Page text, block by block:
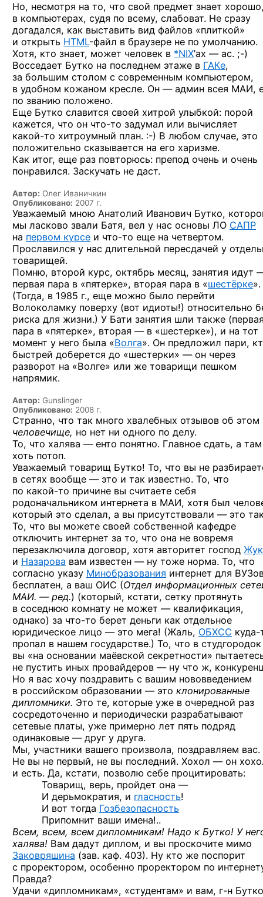
Но, несмотря на то, что свой предмет знает
в компьютерах, судя по всему, слабоват. Не сразу
догадался, как выставить вид файлов «плиткой»
и открыть HTML-файл в браузере не по умолчанию.
Хотя, кто знает, может человек в *NIX’ах — ас. ;-)
Восседает Бутко на последнем этаже в ГАКе,
за большим столом с современным компьютером,
в удобном кожаном кресле. Он — админ всея МАИ,
по званию положено.
Еще Бутко славится своей хитрой улыбкой: порой
кажется, что он что-то задумал или вычисляет
какой-то хитроумный план. :-) В любом случае, это
положительно сказывается на его харизме.
Как итог, еще раз повторюсь: препод очень и очень
понравился. Заскучать не даст.
Автор: Олег Иваничкин
Опубликовано: 2007 г.
Уважаемый мною Анатолий Иванович Бутко,
мы ласково звали Батя, вел у нас основы ЛО САПР
на первом курсе и что-то еще на четвертом.
Прославился у нас длительной пересдачей у
товарищей.
Помню, второй курс, октябрь месяц, занятия идут
первая пара в «пятерке», вторая пара в «шестёрке».
(Тогда, в 1985 г., еще можно было перейти
Волоколамку поверху (вот идиоты!) относительно
риска для жизни.) У Бати занятия шли также
пара в «пятерке», вторая — в «шестерке»), и на тот
момент у него была «Волга». Он предложил пари,
быстрей доберется до «шестерки» — он через
разворот на «Волге» или же товарищи пешком
напрямик.
Автор: Gunslinger
Опубликовано: 2008 г.
Странно, что так много хвалебных отзывов об этом
человечище, но нет ни одного по делу.
То, что халява — енто понятно. Главное сдать, а там
хоть потоп.
Уважаемый товарищ Бутко! То, что вы не
в сетях вообще — это и так известно. То, что
по какой-то причине вы считаете себя
родоначальником интернета в МАИ, хотя был
который это сделал, а вы присутствовали — это
То, что вы можете своей собственной кафедре
отключить интернет за то, что она не вовремя
перезаключила договор, хотя авторитет господ
и Назарова вам известен — ну тоже норма. То, что
согласно указу Минобразования интернет для
бесплатен, а ваш ОИС (Отдел информационных
МАИ. — ред.) (который, кстати, сетку протянуть
в соседнюю комнату не может — квалификация,
однако) за что-то берет деньги как отдельное
юридическое лицо — это мега! (Жаль, ОБХСС куда-
пропал в нашем государстве.) То, что в студгородок
вы «на основании маёвской секретности»
не пустить иных провайдеров — ну что ж,
Но я вас хочу поздравить с вашим нововведением
в российском образовании — это клонированные
дипломники. Это те, которые уже в очередной раз
сосредоточенно и периодически разрабатывают
сетевые платы, уже примерно лет пять подряд
одинаковые — друг у друга.
Мы, участники вашего произвола, поздравляем вас.
Не вы не первый, не вы последний. Хохол — он
и есть. Да, кстати, позволю себе процитировать:
Товарищ, верь, пройдет она —
И дерьмократия, и гласность!
И вот тогда Гозбезопасность
Припомнит ваши имена!..
Всем, всем, всем дипломникам! Надо к Бутко! У
халява! Вам дадут диплом, и вы проскочите мимо
Заковряшина (зав. каф. 403). Ну кто же поспорит
с проректором, особенно проректором по
Правда?
Удачи «дипломникам», «студентам» и вам, г-н